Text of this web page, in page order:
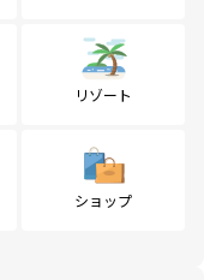
リゾート
ショップ